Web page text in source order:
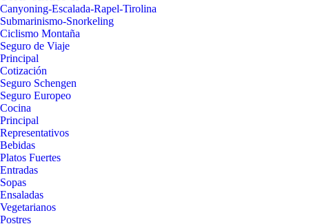
Canyoning-Escalada-Rapel-Tirolina
Submarinismo-Snorkeling
Ciclismo Montaña
Seguro de Viaje
Principal
Cotización
Seguro Schengen
Seguro Europeo
Cocina
Principal
Representativos
Bebidas
Platos Fuertes
Entradas
Sopas
Ensaladas
Vegetarianos
Postres